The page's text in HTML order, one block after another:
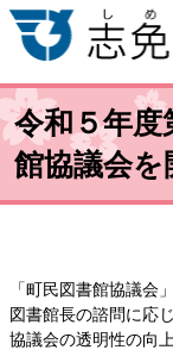
令和５年度
館協議会を
「町民図書館協議会
図書館長の諮問に応
協議会の透明性の向